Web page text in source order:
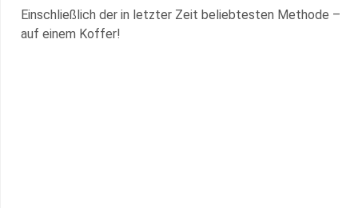
Einschließlich der in letzter Zeit beliebtesten Methode –
auf einem Koffer!